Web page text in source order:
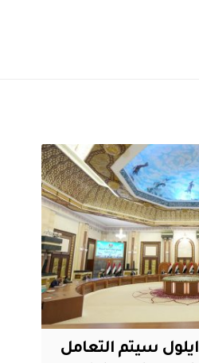
ادارة الدولة: بعد 30 ايلول سيتم التعامل